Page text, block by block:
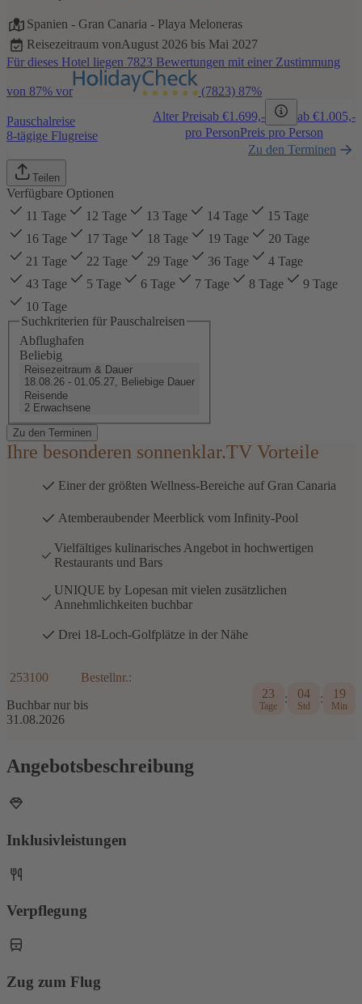
Spanien - Gran Canaria - Playa Meloneras
Reisezeitraum vonAugust 2026 bis Mai 2027
Für dieses Hotel liegen 7823 Bewertungen mit einer Zustimmung
von 87% vor (7823) 87%
Pauschalreise
8-tägige Flugreise
Alter Preisab €1.699,- ab €1.005,-
pro PersonPreis pro Person
Zu den Terminen
Teilen
Verfügbare Optionen
11 Tage
12 Tage 13 Tage 14 Tage
15 Tage
16 Tage
17 Tage 18 Tage 19 Tage
20 Tage
21 Tage
22 Tage 29 Tage 36 Tage
4 Tage
43 Tage
5 Tage 6 Tage 7 Tage 8 Tage
9 Tage
10 Tage
Suchkriterien für Pauschalreisen
Abflughafen
Beliebig
Reisezeitraum & Dauer
18.08.26 - 01.05.27, Beliebige Dauer
Reisende
2 Erwachsene
Zu den Terminen
Ihre besonderen sonnenklar.TV Vorteile
Einer der größten Wellness-Bereiche auf Gran Canaria
Atemberaubender Meerblick vom Infinity-Pool
Vielfältiges kulinarisches Angebot in hochwertigen
Restaurants und Bars
UNIQUE by Lopesan mit vielen zusätzlichen
Annehmlichkeiten buchbar
Drei 18-Loch-Golfplätze in der Nähe
253100
Bestellnr.:
Buchbar nur bis
31.08.2026
23
Tage
: 04
Std
: 19
Min
Angebotsbeschreibung
Inklusivleistungen
Verpflegung
Zug zum Flug